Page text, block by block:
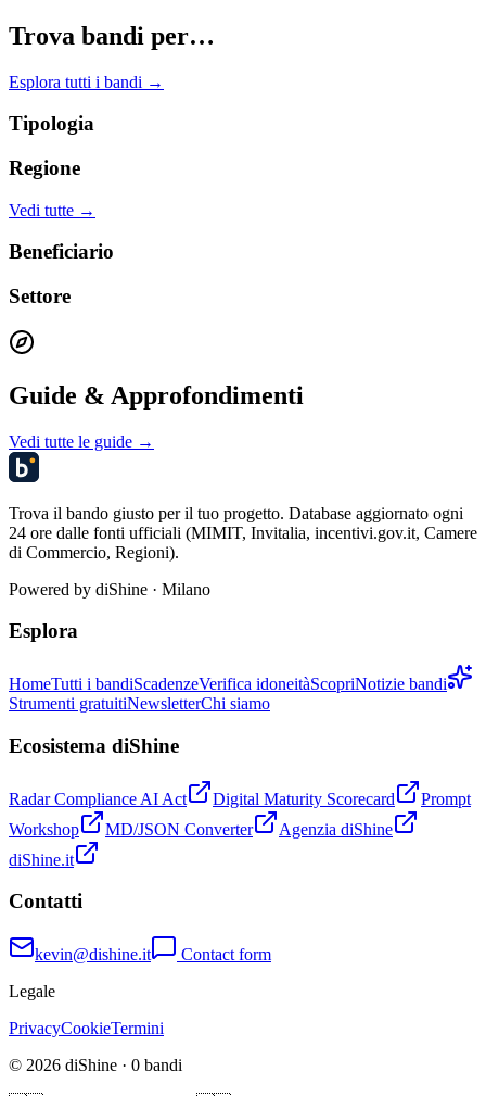
Trova bandi per…
Esplora tutti i bandi →
Tipologia
Regione
Vedi tutte →
Beneficiario
Settore
Guide & Approfondimenti
Vedi tutte le guide →
Trova il bando giusto per il tuo progetto. Database aggiornato ogni
24 ore dalle fonti ufficiali (MIMIT, Invitalia, incentivi.gov.it, Camere
di Commercio, Regioni).
Powered by diShine · Milano
Esplora
HomeTutti i bandiScadenzeVerifica idoneitàScopriNotizie bandi
Strumenti gratuitiNewsletterChi siamo
Ecosistema diShine
Radar Compliance AI Act Digital Maturity Scorecard
Prompt
Workshop
MD/JSON Converter
Agenzia diShine
diShine.it
Contatti
kevin@dishine.it
Contact form
Legale
PrivacyCookieTermini
© 2026 diShine · 0 bandi